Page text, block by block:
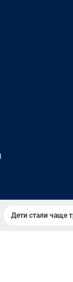
Дети стали чаще